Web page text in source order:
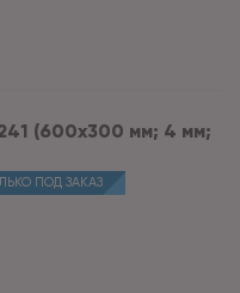
(600x300 мм; 4 мм;
ПОД ЗАКАЗ